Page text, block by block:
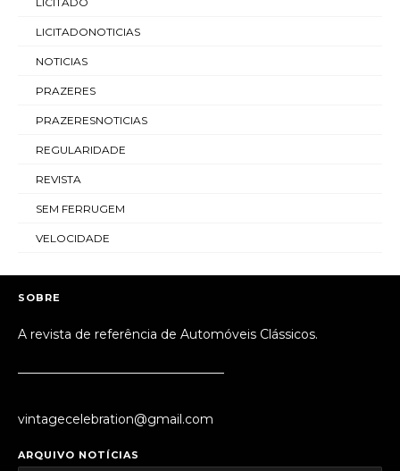
LICITADONOTICIAS
NOTICIAS
PRAZERES
PRAZERESNOTICIAS
REGULARIDADE
REVISTA
SEM FERRUGEM
VELOCIDADE
SOBRE
A revista de referência de Automóveis Clássicos.
vintagecelebration@gmail.com
ARQUIVO NOTÍCIAS